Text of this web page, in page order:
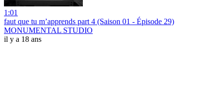
1:01
faut que tu m’apprends part 4 (Saison 01 - Épisode 29)
MONUMENTAL STUDIO
il y a 18 ans